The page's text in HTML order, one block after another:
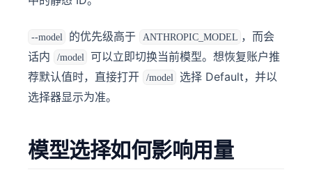
--model 的优先级高于 ANTHROPIC_MODEL ，而会
话内
/model
可以立即切换当前模型。想恢复账户推
荐默认值时，直接打开
/model
选择 Default，并以
选择器显示为准。
模型选择如何影响用量